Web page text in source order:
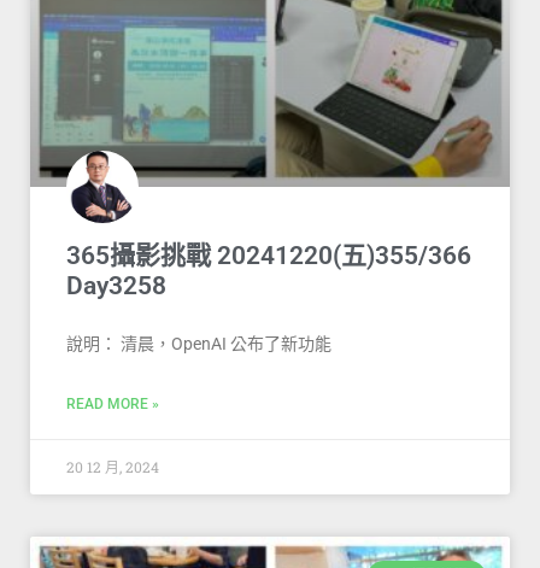
365攝影挑戰 20241220(五)355/366
Day3258
說明： 清晨，OpenAI 公布了新功能
READ MORE »
20 12 月, 2024